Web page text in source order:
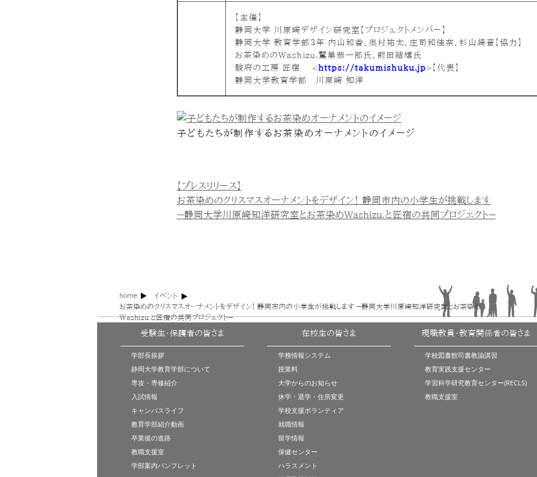
【主催】
静岡大学 川原﨑デザイン研究室【プロジェクトメンバー】
静岡大学 教育学部３年 内山和香、奥村祐太、庄司和佳奈、杉山綺音【協力】
お茶染めのWashizu.鷲巣恭一郎氏、前田結嬉氏
駿府の工房 匠宿 <https://takumishuku.jp>【代表】
静岡大学教育学部 川原﨑 知洋
子どもたちが制作するお茶染めオーナメントのイメージ
【プレスリリース】
お茶染めのクリスマスオーナメントをデザイン！ 静岡市内の小学生が挑戦します
－静岡大学川原﨑知洋研究室とお茶染めWashizu.と匠宿の共同プロジェクト－
home
イベント
お茶染めのクリスマスオーナメントをデザイン！ 静岡市内の小学生が挑戦します －静岡大学川原﨑知洋研究室とお茶染め
Washizu.と匠宿の共同プロジェクト－
受験生・保護者の皆さま
学部長挨拶
静岡大学教育学部について
専攻・専修紹介
入試情報
キャンパスライフ
教育学部紹介動画
卒業後の進路
教職支援室
学部案内パンフレット
在校生の皆さま
学務情報システム
授業料
大学からのお知らせ
休学・退学・住所変更
学校支援ボランティア
就職情報
留学情報
保健センター
ハラスメント
現職教員・教育関係者の皆さま
学校図書館司書教諭講習
教育実践支援センター
学習科学研究教育センター(RECLS)
教職支援室